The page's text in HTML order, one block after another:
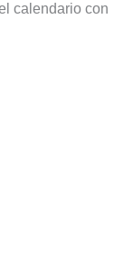
calendario con